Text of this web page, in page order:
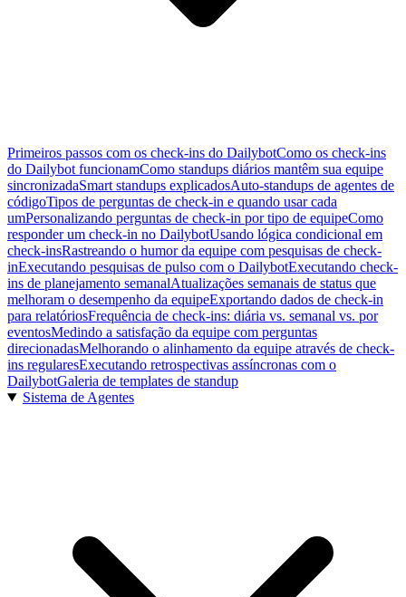
Primeiros passos com os check-ins do DailybotComo os check-ins
do Dailybot funcionamComo standups diários mantêm sua equipe
sincronizadaSmart standups explicadosAuto-standups de agentes de
códigoTipos de perguntas de check-in e quando usar cada
umPersonalizando perguntas de check-in por tipo de equipeComo
responder um check-in no DailybotUsando lógica condicional em
check-insRastreando o humor da equipe com pesquisas de check-
inExecutando pesquisas de pulso com o DailybotExecutando check-
ins de planejamento semanalAtualizações semanais de status que
melhoram o desempenho da equipeExportando dados de check-in
para relatóriosFrequência de check-ins: diária vs. semanal vs. por
eventosMedindo a satisfação da equipe com perguntas
direcionadasMelhorando o alinhamento da equipe através de check-
ins regularesExecutando retrospectivas assíncronas com o
DailybotGaleria de templates de standup
Sistema de Agentes